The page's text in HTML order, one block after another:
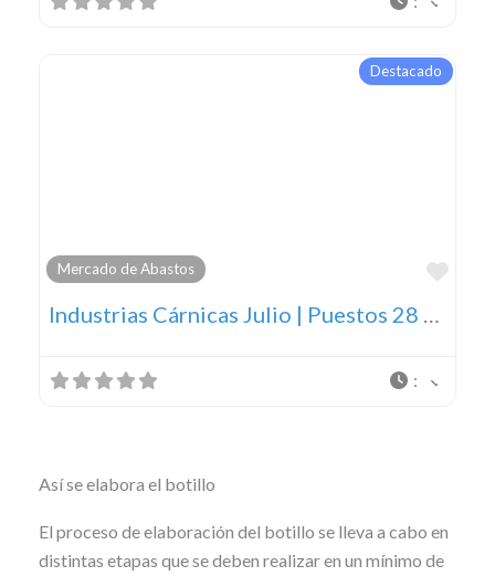
Destacado
Mercado de Abastos
Industrias Cárnicas Julio | Puestos 28 y 29
:
Así se elabora el botillo
El proceso de elaboración del botillo se lleva a cabo en
distintas etapas que se deben realizar en un mínimo de